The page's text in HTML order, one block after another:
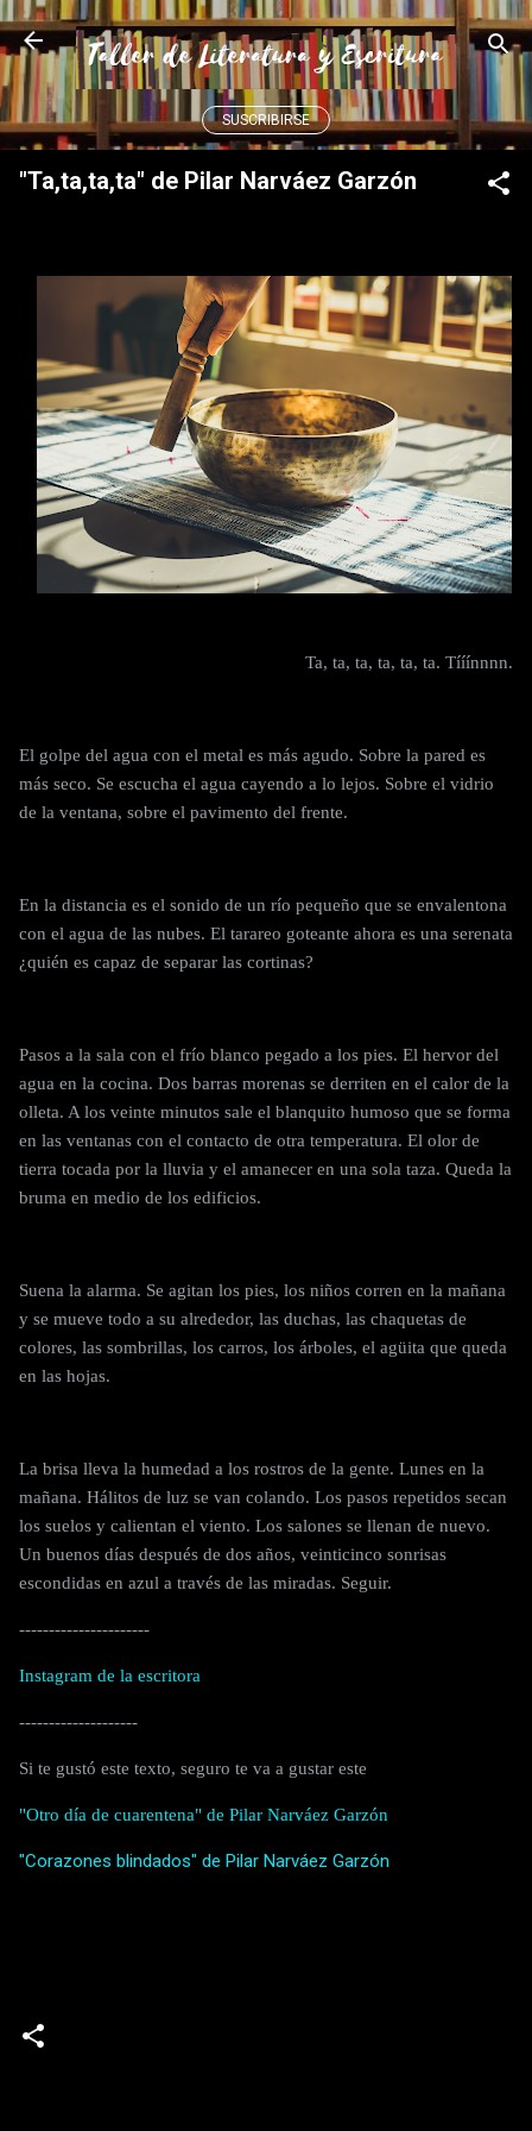
Ir al contenido principal
SUSCRIBIRSE
"Ta,ta,ta,ta" de Pilar Narváez Garzón
Ta, ta, ta, ta, ta, ta. Tííínnnn.
El golpe del agua con el metal es más agudo. Sobre la pared es
más seco. Se escucha el agua cayendo a lo lejos. Sobre el vidrio
de la ventana, sobre el pavimento del frente.
En la distancia es el sonido de un río pequeño que se envalentona
con el agua de las nubes. El tarareo goteante ahora es una serenata
¿quién es capaz de separar las cortinas?
Pasos a la sala con el frío blanco pegado a los pies. El hervor del
agua en la cocina. Dos barras morenas se derriten en el calor de la
olleta. A los veinte minutos sale el blanquito humoso que se forma
en las ventanas con el contacto de otra temperatura. El olor de
tierra tocada por la lluvia y el amanecer en una sola taza. Queda la
bruma en medio de los edificios.
Suena la alarma. Se agitan los pies, los niños corren en la mañana
y se mueve todo a su alrededor, las duchas, las chaquetas de
colores, las sombrillas, los carros, los árboles, el agüita que queda
en las hojas.
La brisa lleva la humedad a los rostros de la gente. Lunes en la
mañana. Hálitos de luz se van colando. Los pasos repetidos secan
los suelos y calientan el viento. Los salones se llenan de nuevo.
Un buenos días después de dos años, veinticinco sonrisas
escondidas en azul a través de las miradas. Seguir.
----------------------
Instagram de la escritora
--------------------
Si te gustó este texto, seguro te va a gustar este
"Otro día de cuarentena" de Pilar Narváez Garzón
"Corazones blindados" de Pilar Narváez Garzón